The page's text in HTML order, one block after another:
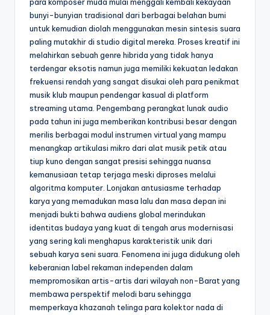
bunyi-bunyian tradisional dari berbagai belahan bumi
untuk kemudian diolah menggunakan mesin sintesis suara
paling mutakhir di studio digital mereka. Proses kreatif ini
melahirkan sebuah genre hibrida yang tidak hanya
terdengar eksotis namun juga memiliki kekuatan ledakan
frekuensi rendah yang sangat disukai oleh para penikmat
musik klub maupun pendengar kasual di platform
streaming utama. Pengembang perangkat lunak audio
pada tahun ini juga memberikan kontribusi besar dengan
merilis berbagai modul instrumen virtual yang mampu
menangkap artikulasi mikro dari alat musik petik atau
tiup kuno dengan sangat presisi sehingga nuansa
kemanusiaan tetap terjaga meski diproses melalui
algoritma komputer. Lonjakan antusiasme terhadap
karya yang memadukan masa lalu dan masa depan ini
menjadi bukti bahwa audiens global merindukan
identitas budaya yang kuat di tengah arus modernisasi
yang sering kali menghapus karakteristik unik dari
sebuah karya seni suara. Fenomena ini juga didukung oleh
keberanian label rekaman independen dalam
mempromosikan artis-artis dari wilayah non-Barat yang
membawa perspektif melodi baru sehingga
memperkaya khazanah telinga para kolektor nada di